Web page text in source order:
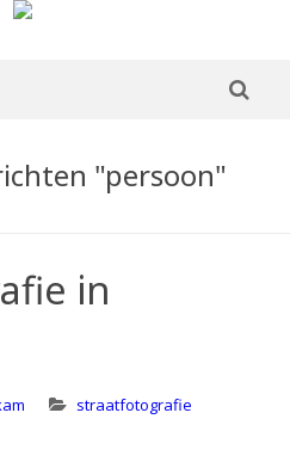
"persoon"
in
straatfotografie